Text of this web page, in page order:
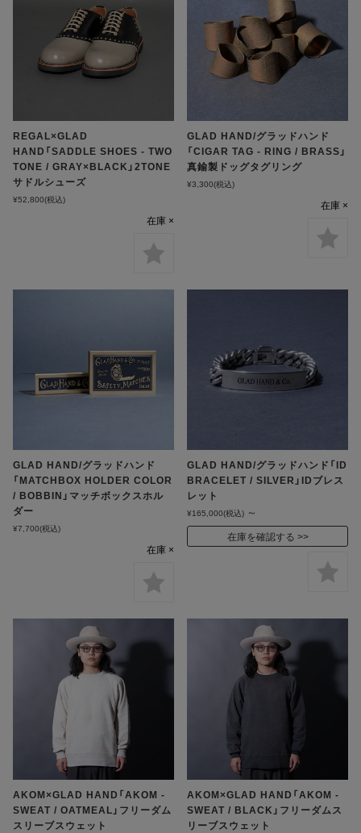
REGAL×GLAD
HAND「SADDLE SHOES - TWO
TONE / GRAY×BLACK」2TONE
サドルシューズ
¥52,800(税込)
在庫 ×
GLAD HAND/グラッドハンド
「CIGAR TAG - RING / BRASS」
真鍮製ドッグタグリング
¥3,300(税込)
在庫 ×
GLAD HAND/グラッドハンド
「MATCHBOX HOLDER COLOR
/ BOBBIN」マッチボックスホル
ダー
¥7,700(税込)
在庫 ×
GLAD HAND/グラッドハンド「ID
BRACELET / SILVER」IDブレス
レット
¥165,000(税込) ～
在庫を確認する
AKOM×GLAD HAND「AKOM -
SWEAT / OATMEAL」フリーダム
スリーブスウェット
AKOM×GLAD HAND「AKOM -
SWEAT / BLACK」フリーダムス
リーブスウェット